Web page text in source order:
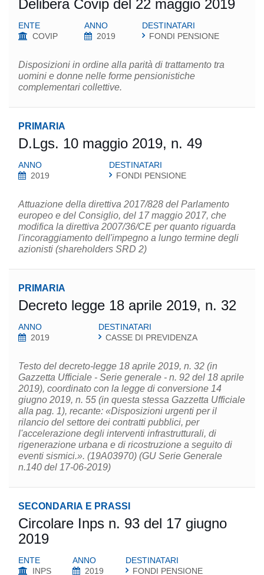
Delibera Covip del 22 maggio 2019
ENTE
COVIP
ANNO
2019
DESTINATARI
FONDI PENSIONE
Disposizioni in ordine alla parità di trattamento tra
uomini e donne nelle forme pensionistiche
complementari collettive.
PRIMARIA
D.Lgs. 10 maggio 2019, n. 49
ANNO
2019
DESTINATARI
FONDI PENSIONE
Attuazione della direttiva 2017/828 del Parlamento
europeo e del Consiglio, del 17 maggio 2017, che
modifica la direttiva 2007/36/CE per quanto riguarda
l'incoraggiamento dell'impegno a lungo termine degli
azionisti (shareholders SRD 2)
PRIMARIA
Decreto legge 18 aprile 2019, n. 32
ANNO
2019
DESTINATARI
CASSE DI PREVIDENZA
Testo del decreto-legge 18 aprile 2019, n. 32 (in
Gazzetta Ufficiale - Serie generale - n. 92 del 18 aprile
2019), coordinato con la legge di conversione 14
giugno 2019, n. 55 (in questa stessa Gazzetta Ufficiale
alla pag. 1), recante: «Disposizioni urgenti per il
rilancio del settore dei contratti pubblici, per
l'accelerazione degli interventi infrastrutturali, di
rigenerazione urbana e di ricostruzione a seguito di
eventi sismici.». (19A03970) (GU Serie Generale
n.140 del 17-06-2019)
SECONDARIA E PRASSI
Circolare Inps n. 93 del 17 giugno
2019
ENTE
INPS
ANNO
2019
DESTINATARI
FONDI PENSIONE